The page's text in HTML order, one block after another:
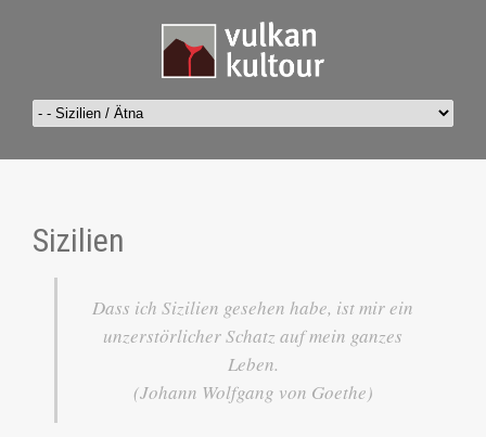
Sizilien
Dass ich Sizilien gesehen habe, ist mir ein
unzerstörlicher Schatz auf mein ganzes
Leben.
(Johann Wolfgang von Goethe)